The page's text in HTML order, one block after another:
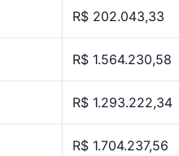
R$ 202.043,33
R$ 1.564.230,58
R$ 1.293.222,34
R$ 1.704.237,56